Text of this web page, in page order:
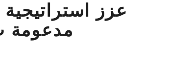
عزز
مدعومة